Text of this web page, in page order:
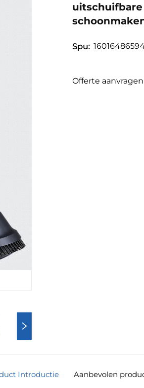
Spu:
Offerte aanvragen
Introductie Aanbevolen